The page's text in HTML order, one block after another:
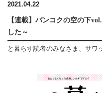
2021.04.22
【連載】バンコクの空の下
した～
と暮らす読者のみなさま、サワ